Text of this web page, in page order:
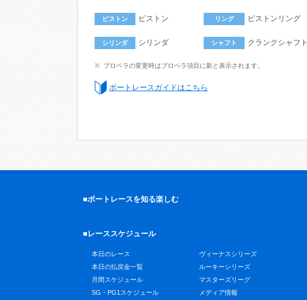
ピストン ピストン リング ピストンリング
シリンダ シリンダ シャフト クランクシャフト
プロペラの変更時はプロペラ項目に新と表示されます。
ボートレースガイドはこちら
■ボートレースを知る楽しむ
■レーススケジュール
本日のレース
本日の払戻金一覧
月間スケジュール
SG・PG1スケジュール
ヴィーナスシリーズ
ルーキーシリーズ
マスターズリーグ
メディア情報